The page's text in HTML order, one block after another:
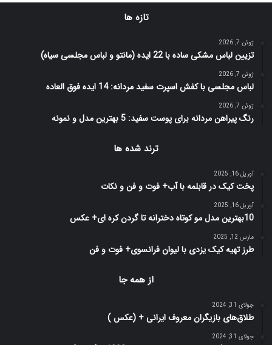
تازه ها
ژوئن 7, 2026
تزیین لباس مشکی ساده با 22 ایده (مانتو و لباس مجلسی سیاه)
ژوئن 7, 2026
لباس مجلسی با کفش اسپرت سفید مردانه: 14 ایده فوق العاده
ژوئن 7, 2026
رنگ پیراهن مردانه برای پوست سفید: 5 بهترین مدل و نمونه
ترند شده ها
آوریل 16, 2025
پخت کیک در قابلمه با آب+ فوت و فن و نکات
آوریل 16, 2025
10بهترین مدل مو کوتاه دخترانه تا گردن کره ای+ عکس
مارس 12, 2025
طرز تهیه کیک یزدی با لیوان فرانسوی+ فوت و فن
از همه جا
جولای 31, 2024
طلاق‌های بازیگران معروف ایرانی + (عکس )
جولای 31, 2024